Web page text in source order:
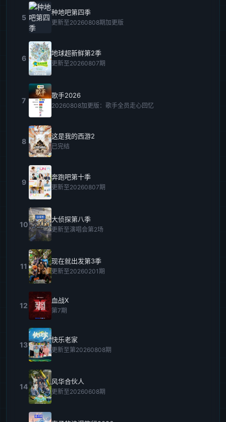
5
种地吧第四季
更新至20260808期加更版
6
地球超新鲜第2季
更新至20260807期
7
歌手2026
20260808加更版：歌手全员走心回忆
8
这是我的西游2
已完结
9
奔跑吧第十季
更新至20260807期
10
大侦探第八季
更新至演唱会第2场
11
现在就出发第3季
更新至20260201期
12
血战X
第7期
13
快乐老家
更新至第20260808期
14
风华合伙人
更新至20260608期